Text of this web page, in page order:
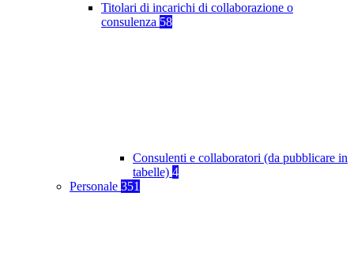
Titolari di incarichi di collaborazione o
consulenza 58
Consulenti e collaboratori (da pubblicare in
tabelle) 4
Personale 351